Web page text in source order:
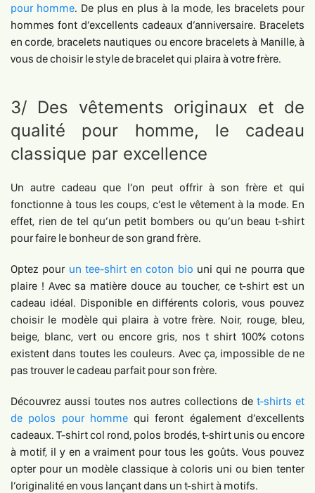
pour homme. De plus en plus à la mode, les bracelets pour
hommes font d’excellents cadeaux d’anniversaire. Bracelets
en corde, bracelets nautiques ou encore bracelets à Manille, à
vous de choisir le style de bracelet qui plaira à votre frère.
3/ Des vêtements originaux et de
qualité pour homme, le cadeau
classique par excellence
Un autre cadeau que l’on peut offrir à son frère et qui
fonctionne à tous les coups, c’est le vêtement à la mode. En
effet, rien de tel qu’un petit bombers ou qu’un beau t-shirt
pour faire le bonheur de son grand frère.
Optez pour un tee-shirt en coton bio uni qui ne pourra que
plaire ! Avec sa matière douce au toucher, ce t-shirt est un
cadeau idéal. Disponible en différents coloris, vous pouvez
choisir le modèle qui plaira à votre frère. Noir, rouge, bleu,
beige, blanc, vert ou encore gris, nos t shirt 100% cotons
existent dans toutes les couleurs. Avec ça, impossible de ne
pas trouver le cadeau parfait pour son frère.
Découvrez aussi toutes nos autres collections de t-shirts et
de polos pour hommequi feront également d’excellents
cadeaux. T-shirt col rond, polos brodés, t-shirt unis ou encore
à motif, il y en a vraiment pour tous les goûts. Vous pouvez
opter pour un modèle classique à coloris uni ou bien tenter
l’originalité en vous lançant dans un t-shirt à motifs.